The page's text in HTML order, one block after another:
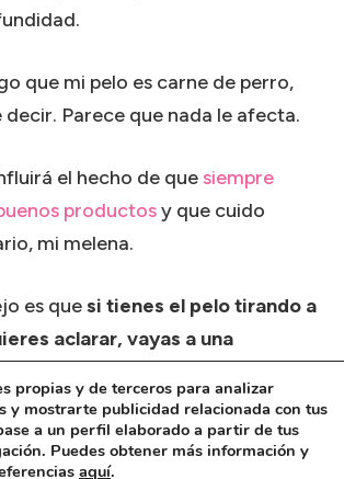
que mi pelo es carne de perro,
decir. Parece que nada le afecta.
el hecho de que siempre
productosy que cuido
mi melena.
es quesi tienes el pelo tirando a
aclarar, vayas a una
haces tú sola puede ser
propias y de terceros para analizar
y mostrarte publicidad relacionada con tus
a un perfil elaborado a partir de tus
Puedes obtener más información y
aquí.